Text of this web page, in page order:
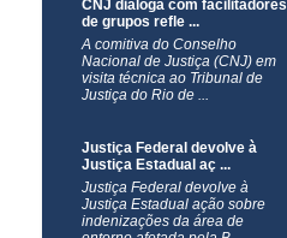
CNJ dialoga com facilitadores
de grupos refle ...
A comitiva do Conselho
Nacional de Justiça (CNJ) em
visita técnica ao Tribunal de
Justiça do Rio de ...
Justiça Federal devolve à
Justiça Estadual aç ...
Justiça Federal devolve à
Justiça Estadual ação sobre
indenizações da área de
Lei Maria da Penha: 20
anos que transformaram ...
Quando a Lei Maria da Penha
entrou em vigor em agosto de
2006, o Brasil não contava com
varas de Jus ...
Lei Maria da Penha, 20 anos:
reportagem mostr ...
No aniversário de 20 anos de
promulgação da Lei Maria da
Penha (Lei 11.340, de 7 de